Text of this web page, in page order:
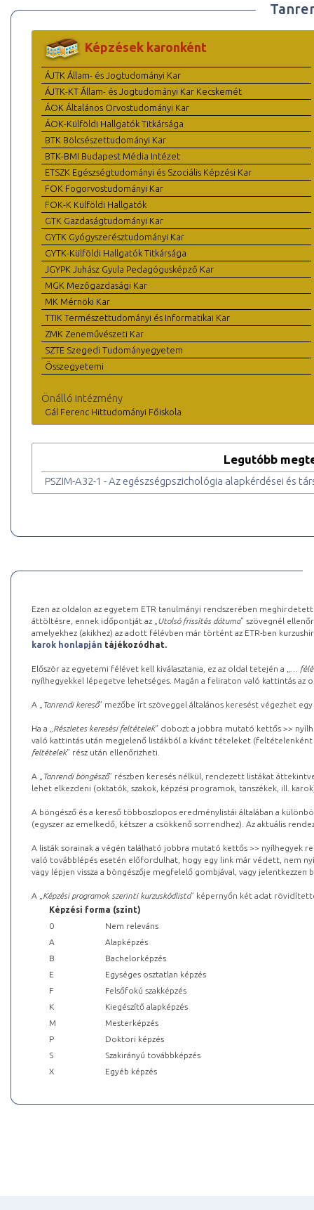
Képzések karonként
ÁJTK Állam- és Jogtudományi Kar
ÁJTK-KT Állam- és Jogtudományi Kar Kecskemét
ÁOK Általános Orvostudományi Kar
ÁOK-Külföldi Hallgatók Titkársága
BTK Bölcsészettudományi Kar
BTK-BMI Budapest Média Intézet
ETSZK Egészségtudományi és Szociális Képzési Kar
FOK Fogorvostudományi Kar
FOK-K Külföldi Hallgatók
GTK Gazdaságtudományi Kar
GYTK Gyógyszerésztudományi Kar
GYTK-Külföldi Hallgatók Titkársága
JGYPK Juhász Gyula Pedagógusképző Kar
MGK Mezőgazdasági Kar
MK Mérnöki Kar
TTIK Természettudományi és Informatikai Kar
ZMK Zeneművészeti Kar
SZTE Szegedi Tudományegyetem
Összegyetemi
Önálló intézmény
Gál Ferenc Hittudományi Főiskola
Legutóbb
PSZIM-A32-1 - Az egészségpszichológia alapkérdései és
Ezen az oldalon az egyetem ETR tanulmányi rendszerében
áttöltésre, ennek időpontját az „ Utolsó frissítés dátuma” szövegnél
amelyekhez (akikhez) az adott félévben már történt az ETR-ben
karok honlapján tájékozódhat.
Először az egyetemi félévet kell kiválasztania, ez az oldal tetején a „
…
nyílhegyekkel lépegetve lehetséges. Magán a feliraton való kattintás az
A „ Tanrendi kereső” mezőbe írt szöveggel általános keresést végezhet
Ha a „ Részletes keresési feltételek” dobozt a jobbra mutató kettős >>
való kattintás után megjelenő listákból a kívánt tételeket (feltételenként
feltételek” rész után ellenőrizheti.
A „ Tanrendi böngésző” részben keresés nélkül, rendezett listákat
lehet elkezdeni (oktatók, szakok, képzési programok, tanszékek, ill.
A böngésző és a kereső többoszlopos eredménylistái általában a
(egyszer az emelkedő, kétszer a csökkenő sorrendhez). Az aktuális
A listák sorainak a végén található jobbra mutató kettős >> nyílhegyek
való továbblépés esetén előfordulhat, hogy egy link már védett, nem
vagy lépjen vissza a böngészője megfelelő gombjával, vagy
A „ Képzési programok szerinti kurzuskódlista” képernyőn két adat
Képzési forma (szint)
0
Nem releváns
A
Alapképzés
B
Bachelorképzés
E
Egységes osztatlan képzés
F
Felsőfokú szakképzés
K
Kiegészítő alapképzés
M
Mesterképzés
P
Doktori képzés
S
Szakirányú továbbképzés
X
Egyéb képzés